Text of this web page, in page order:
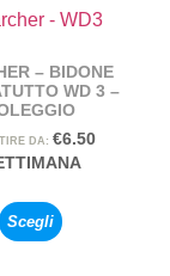
– BIDONE
WD 3 –
DA: €6.50
Scegli